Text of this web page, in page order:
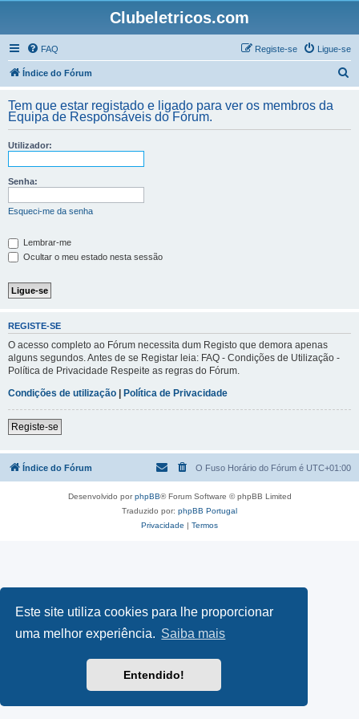
Este site utiliza cookies para lhe proporcionar
uma melhor experiência. Saiba mais
Entendido!
Clubeletricos.com
FAQ Ligue-se
Registe-se
Índice do Fórum
q
Tem que estar registado e ligado para ver os membros da
Equipa de Responsáveis do Fórum.
Utilizador:
Senha:
Esqueci-me da senha
Lembrar-me
Ocultar o meu estado nesta sessão
REGISTE-SE
O acesso completo ao Fórum necessita dum Registo que demora apenas
alguns segundos. Antes de se Registar leia: FAQ - Condições de Utilização -
Política de Privacidade Respeite as regras do Fórum.
Condições de utilização | Política de Privacidade
Registe-se
Índice do Fórum O Fuso Horário do Fórum é UTC+01:00
Desenvolvido porphpBB® Forum Software © phpBB Limited
Traduzido por: phpBB Portugal
Privacidade | Termos